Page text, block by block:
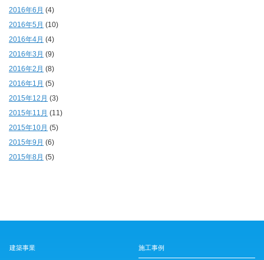
2016年6月 (4)
2016年5月 (10)
2016年4月 (4)
2016年3月 (9)
2016年2月 (8)
2016年1月 (5)
2015年12月 (3)
2015年11月 (11)
2015年10月 (5)
2015年9月 (6)
2015年8月 (5)
建築事業 施工事例